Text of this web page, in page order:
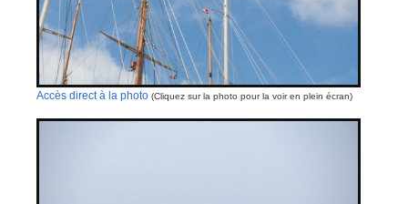
Accès direct à la photo (Cliquez sur la photo pour la voir en plein écran)